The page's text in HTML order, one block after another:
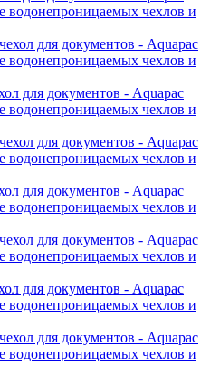
водонепроницаемых чехлов и
для документов - Aquapac
водонепроницаемых чехлов и
для документов - Aquapac
водонепроницаемых чехлов и
для документов - Aquapac
водонепроницаемых чехлов и